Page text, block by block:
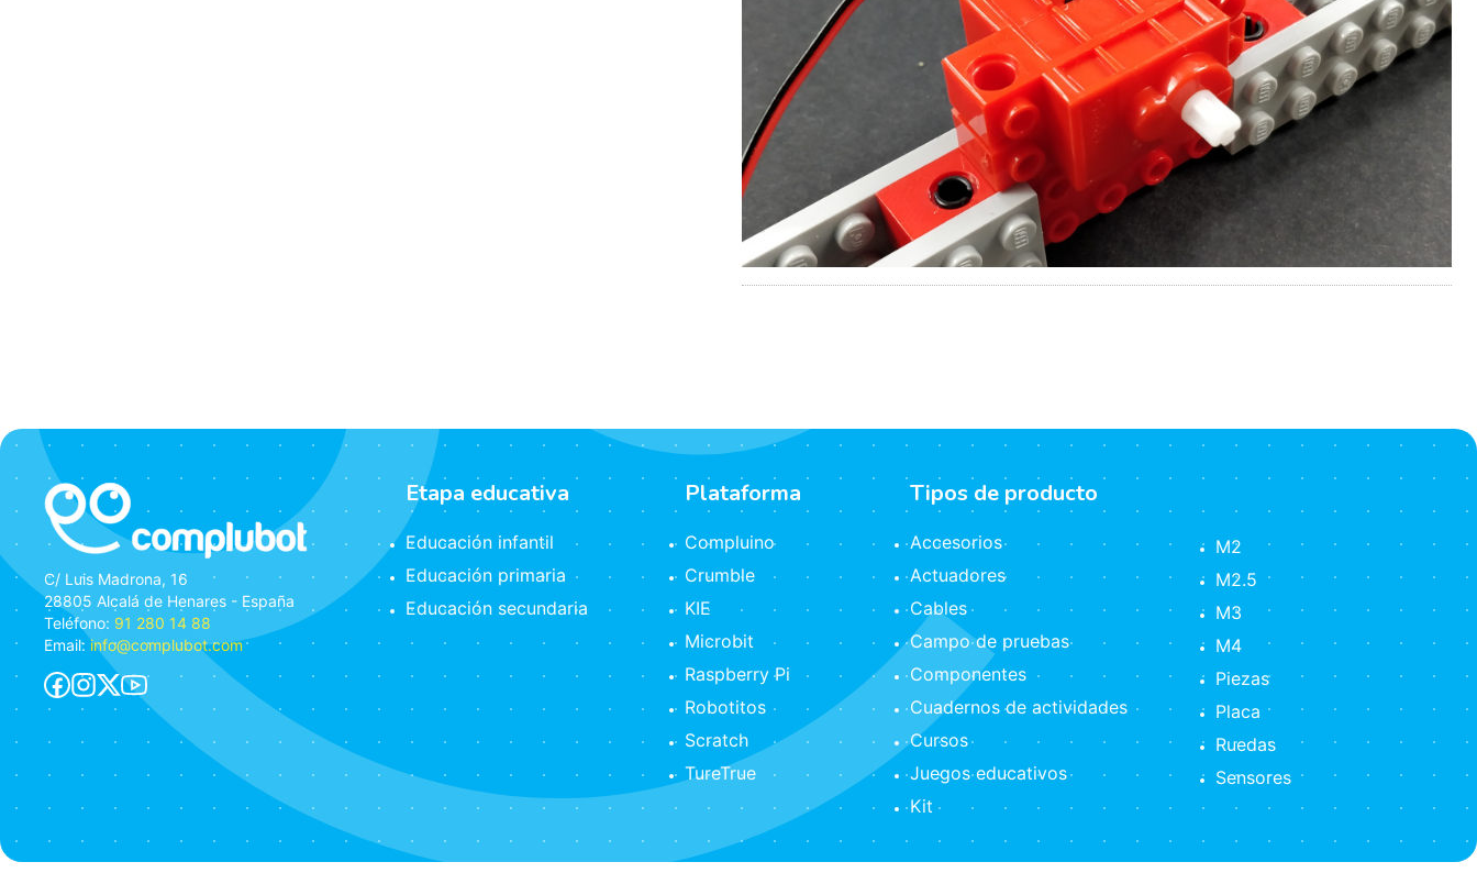
C/ Luis Madrona, 16
28805 Alcalá de Henares - España
Teléfono: 91 280 14 88
Email:info@complubot.com
Etapa educativa
Educación infantil
Educación primaria
Educación secundaria
Plataforma
Compluino
Crumble
KIE
Microbit
Raspberry Pi
Robotitos
Scratch
TureTrue
Tipos de producto
Accesorios
Actuadores
Cables
Campo de pruebas
Componentes
Cuadernos de actividades
Cursos
Juegos educativos
Kit
M2
M2.5
M3
M4
Piezas
Placa
Ruedas
Sensores